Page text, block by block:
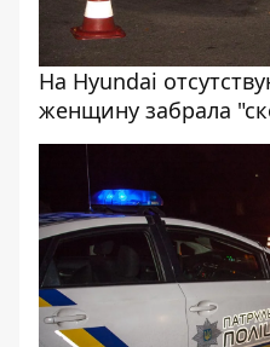
На Hyundai
женщину забрала